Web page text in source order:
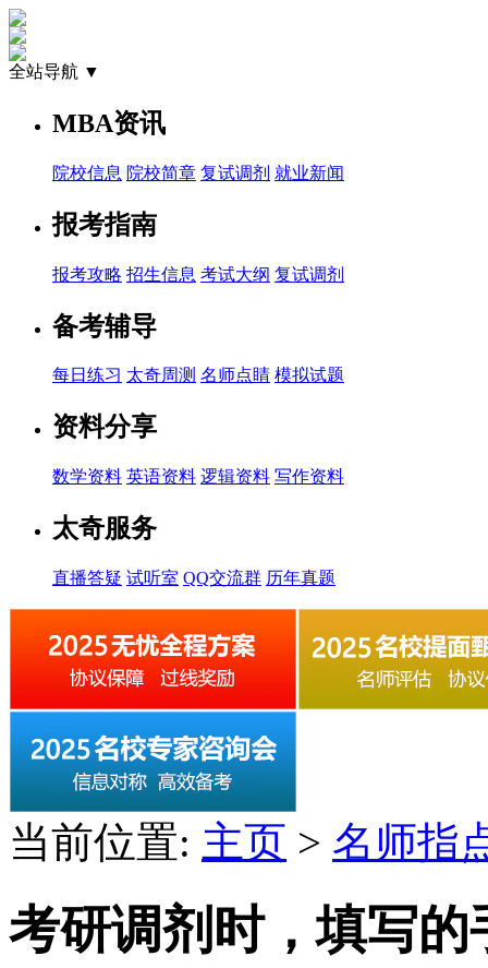
全站导航 ▼
MBA资讯
院校信息 院校简章 复试调剂 就业新闻
报考指南
报考攻略 招生信息 考试大纲 复试调剂
备考辅导
每日练习 太奇周测 名师点睛 模拟试题
资料分享
数学资料 英语资料 逻辑资料 写作资料
太奇服务
直播答疑 试听室 QQ交流群 历年真题
当前位置: 主页 > 名师指
考研调剂时，填写